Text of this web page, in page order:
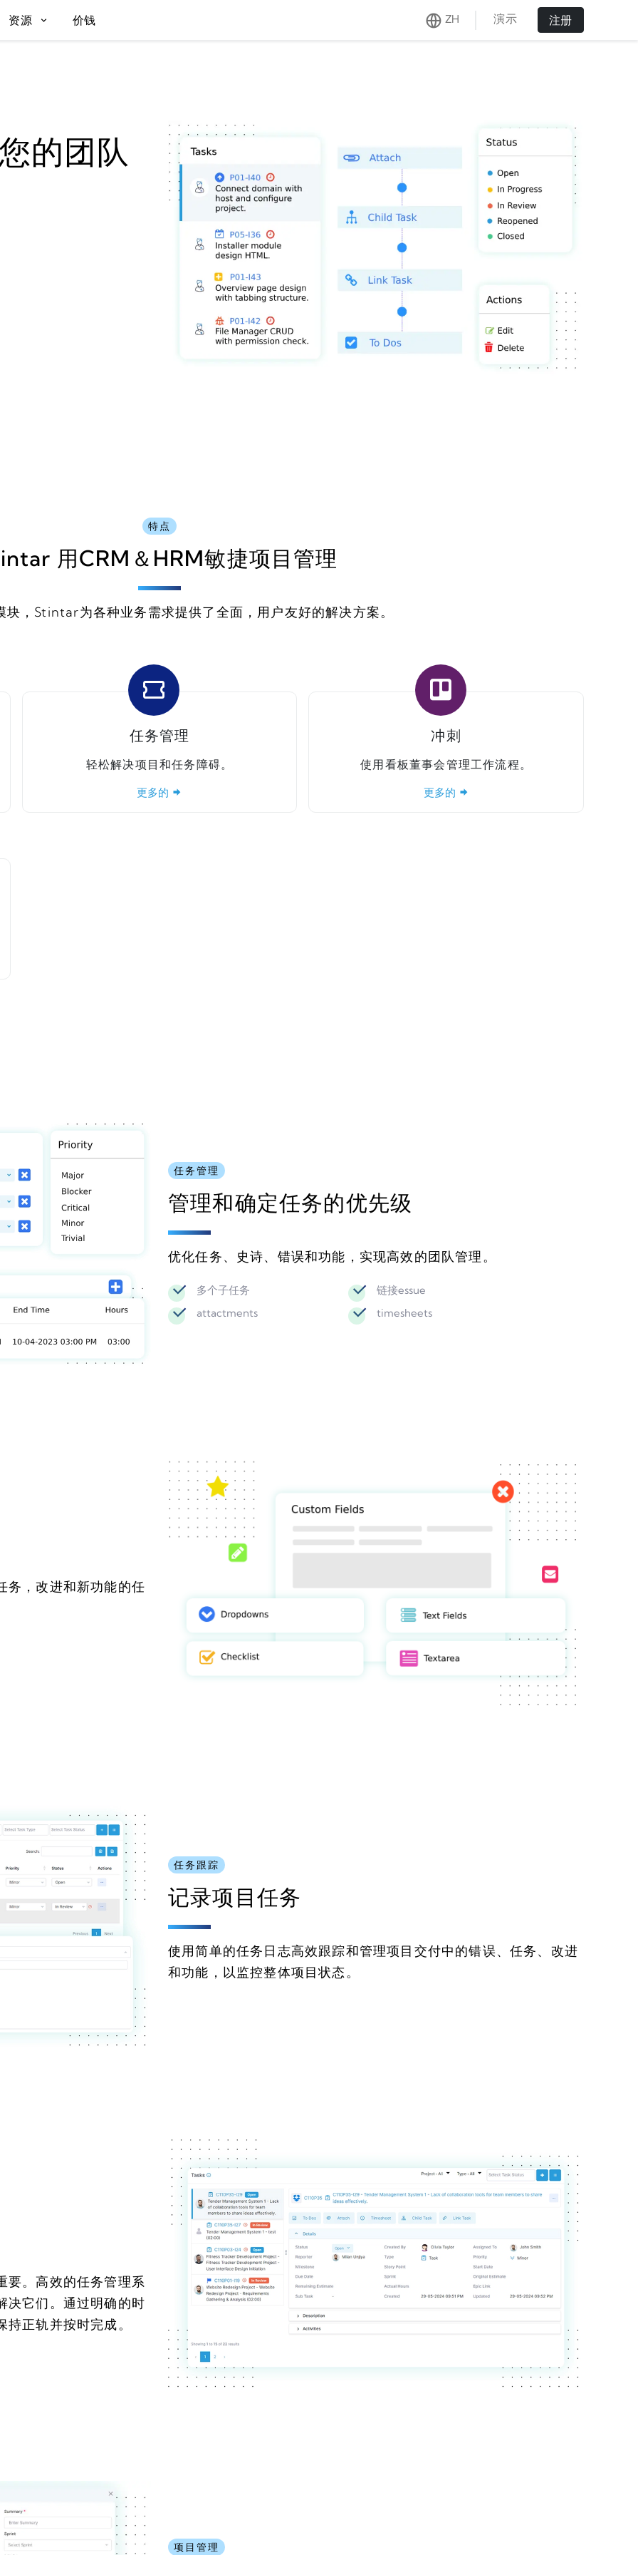
资源 价钱 ZH 演示 注册
的团队
特点
用CRM＆HRM敏捷项目管理
块，Stintar为各种业务需求提供了全面，用户友好的解决方案。
任务管理
轻松解决项目和任务障碍。
更多的
冲刺
使用看板董事会管理工作流程。
更多的
任务管理
管理和确定任务的优先级
优化任务、史诗、错误和功能，实现高效的团队管理。
多个子任务
链接essue
attactments
timesheets
务，改进和新功能的任
任务跟踪
记录项目任务
使用简单的任务日志高效跟踪和管理项目交付中的错误、任务、改进
和功能，以监控整体项目状态。
要。高效的任务管理系
决它们。通过明确的时
正轨并按时完成。
项目管理